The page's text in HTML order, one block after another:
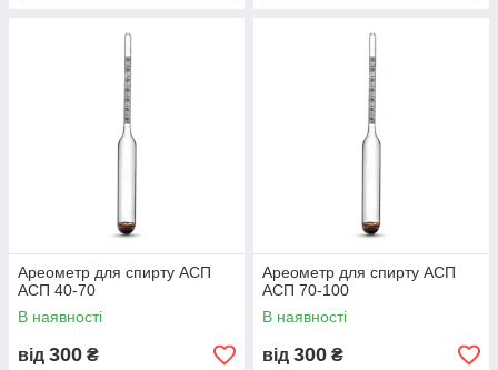
Ареометр для спирту АСП
АСП 40-70
В наявності
від 300 ₴
Ареометр для спирту АСП
АСП 70-100
В наявності
від 300 ₴